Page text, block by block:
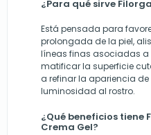
¿Para qué sirve
Está pensada para
prolongada de la piel,
líneas finas asociadas
matificar la superficie
a refinar la apariencia
luminosidad al rostro.
¿Qué beneficios tiene
Crema Gel?